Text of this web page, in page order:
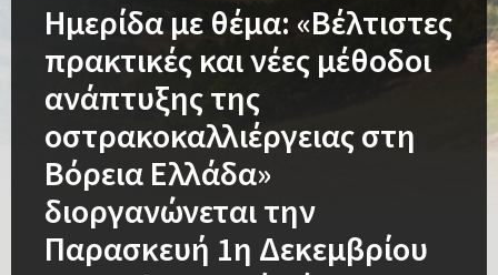
Ημερίδα με θέμα: «Βέλτιστες
πρακτικές και νέες μέθοδοι
ανάπτυξης της
οστρακοκαλλιέργειας στη
Βόρεια Ελλάδα»
διοργανώνεται την
Παρασκευή 1η Δεκεμβρίου